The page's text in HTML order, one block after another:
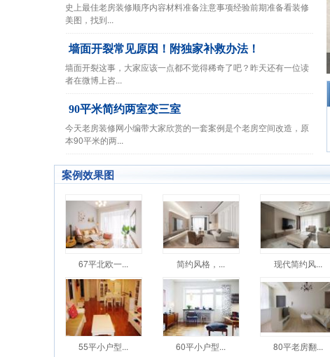
史上最佳老房装修顺序内容材料准备注意事项经验前期准备看装修
美图，找到...
墙面开裂常见原因！附独家补救办法！
墙面开裂这事，大家应该一点都不觉得稀奇了吧？昨天还有一位读
者在微博上咨...
90平米简约两室变三室
今天老房装修网小编带大家欣赏的一套案例是个老房空间改造，原
本90平米的两...
案例效果图
67平北欧一... 简约风格，... 现代简约风...
55平小户型... 60平小户型... 80平老房翻...